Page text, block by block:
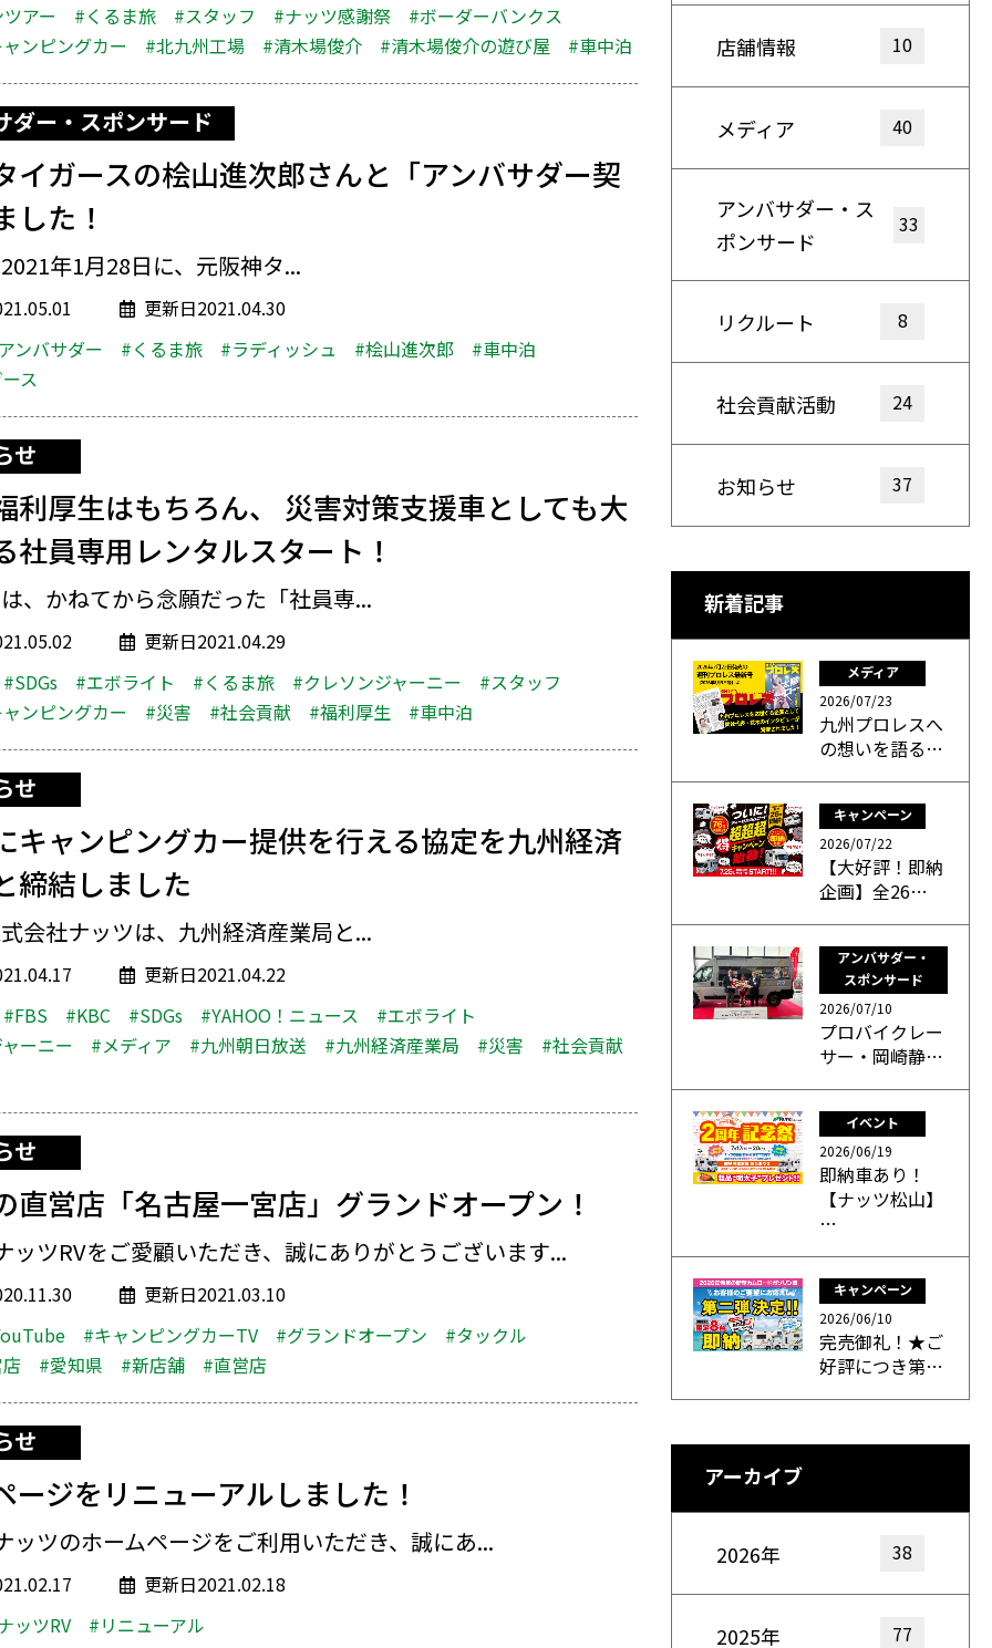
アー
#くるま旅 #スタッフ #ナッツ感謝祭
#ボーダーバンクス
ンピングカー
#北九州工場 #清木場俊介 #清木場俊介の遊び屋 #車中泊
ダー・スポンサード
イガースの桧山進次郎さんと「アンバサダー契
した！
年1月28日に、元阪神タ...
更新日2021.04.30
ンバサダー
#くるま旅 #ラディッシュ #桧山進次郎
#車中泊
ス
せ
利厚生はもちろん、 災害対策支援車としても大
社員専用レンタルスタート！
、かねてから念願だった「社員専...
更新日2021.04.29
#SDGs
#エボライト #くるま旅 #クレソンジャーニー
#スタッフ
ンピングカー
#災害 #社会貢献 #福利厚生 #車中泊
せ
キャンピングカー提供を行える協定を九州経済
締結しました
会社ナッツは、九州経済産業局と...
更新日2021.04.22
#FBS
#KBC #SDGs #YAHOO！ニュース
#エボライト
ーニー
#メディア #九州朝日放送 #九州経済産業局 #災害 #社会貢献
せ
直営店「名古屋一宮店」グランドオープン！
ッツRVをご愛顧いただき、誠にありがとうございます...
更新日2021.03.10
#キャンピングカーTV #グランドオープン
#タックル
#愛知県 #新店舗 #直営店
せ
ージをリニューアルしました！
ッツのホームページをご利用いただき、誠にあ...
更新日2021.02.18
ッツRV
#リニューアル
店舗情報 10
メディア 40
アンバサダー・ス
ポンサード
33
リクルート 8
社会貢献活動 24
お知らせ 37
新着記事
メディア
2026/07/23
九州プロレスへ
の想いを語る…
キャンペーン
2026/07/22
【大好評！即納
企画】全26…
アンバサダー・
スポンサード
2026/07/10
プロバイクレー
サー・岡崎静…
イベント
2026/06/19
即納車あり！
【ナッツ松山】
…
キャンペーン
2026/06/10
完売御礼！★ご
好評につき第…
アーカイブ
2026年 38
2025年 77